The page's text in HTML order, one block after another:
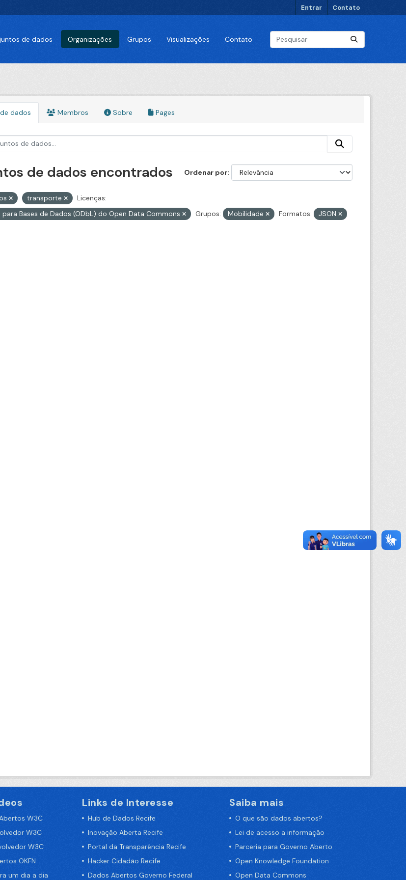
Entrar Contato
de dados Organizações Grupos Visualizações Contato
dados Membros Sobre Pages
Ordenar por
de dados encontrados
transporte
Licenças:
Bases de Dados (ODbL) do Open Data Commons
Grupos: Mobilidade Formatos: JSON
W3C
W3C
W3C
OKFN
um dia a dia
Links de Interesse
Hub de Dados Recife
Inovação Aberta Recife
Portal da Transparência Recife
Hacker Cidadão Recife
Dados Abertos Governo Federal
Saiba mais
O que são dados abertos?
Lei de acesso a informação
Parceria para Governo Aberto
Open Knowledge Foundation
Open Data Commons